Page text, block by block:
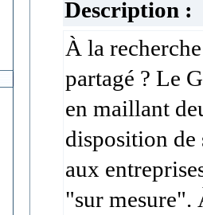
Description :
À la
partagé ? Le
en maillant
disposition de
aux
"sur mesure".